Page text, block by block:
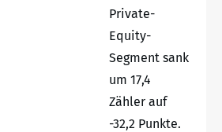
Private-
Equity-
Segment sank
um 17,4
Zähler auf
-32,2 Punkte.